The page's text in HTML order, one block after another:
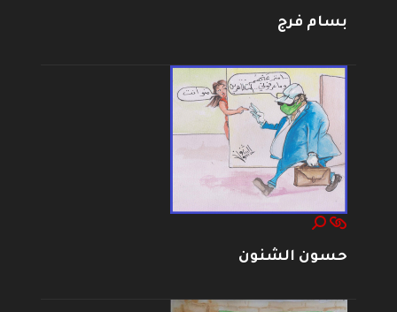
بسام فرج
حسون الشنون